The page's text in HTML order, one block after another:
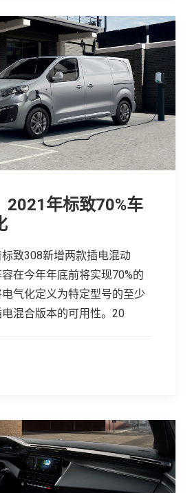
2021年标致70%车
致308新增两款插电混动
在今年年底前将实现70%的
气化定义为特定型号的至少
混合版本的可用性。20